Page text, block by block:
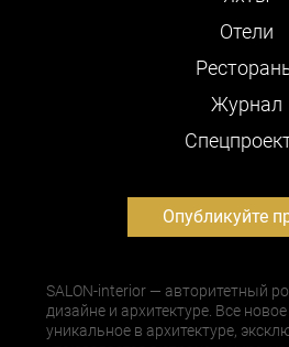
Отели
Журнал
Опубликуйте
SALON-interior — авторитетный
дизайне и архитектуре. Все
уникальное в архитектуре,